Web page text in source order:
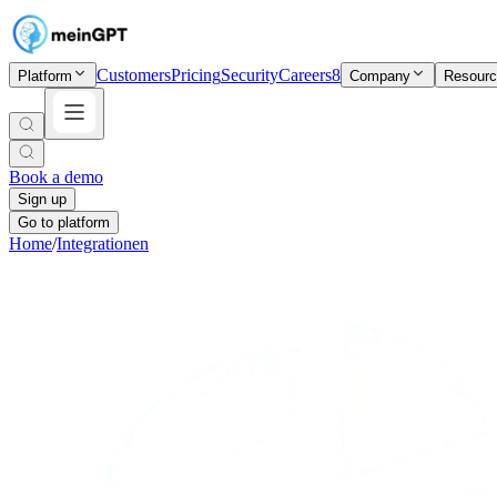
Platform CustomersPricingSecurityCareers8 Company
Book a demo
Sign up
Go to platform
Home/Integrationen